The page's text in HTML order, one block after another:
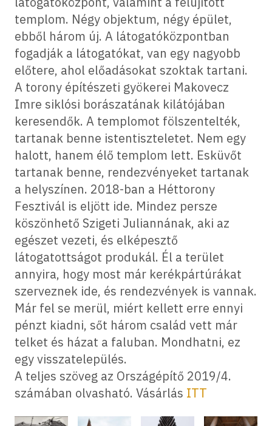
templom. Négy objektum, négy épület,
ebből három új. A látogatóközpontban
fogadják a látogatókat, van egy nagyobb
előtere, ahol előadásokat szoktak tartani.
A torony építészeti gyökerei Makovecz
Imre siklósi borászatának kilátójában
keresendők. A templomot fölszentelték,
tartanak benne istentiszteletet. Nem egy
halott, hanem élő templom lett. Esküvőt
tartanak benne, rendezvényeket tartanak
a helyszínen. 2018-ban a Héttorony
Fesztivál is eljött ide. Mindez persze
köszönhető Szigeti Juliannának, aki az
egészet vezeti, és elképesztő
látogatottságot produkál. Él a terület
annyira, hogy most már kerékpártúrákat
szerveznek ide, és rendezvények is vannak.
Már fel se merül, miért kellett erre ennyi
pénzt kiadni, sőt három család vett már
telket és házat a faluban. Mondhatni, ez
egy visszatelepülés.
A teljes szöveg az Országépítő 2019/4.
számában olvasható. Vásárlás ITT